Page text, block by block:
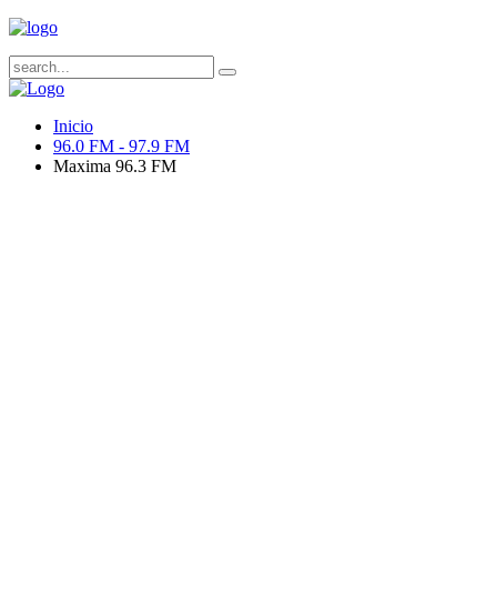
Inicio
96.0 FM - 97.9 FM
Maxima 96.3 FM